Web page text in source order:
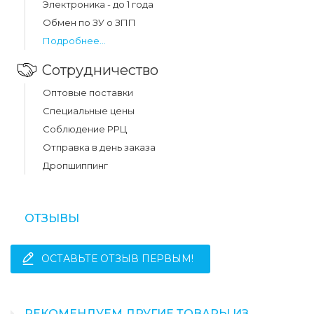
Электроника - до 1 года
Обмен по ЗУ о ЗПП
Подробнее...
Сотрудничество
Оптовые поставки
Специальные цены
Соблюдение РРЦ
Отправка в день заказа
Дропшиппинг
ОТЗЫВЫ
ОСТАВЬТЕ ОТЗЫВ ПЕРВЫМ!